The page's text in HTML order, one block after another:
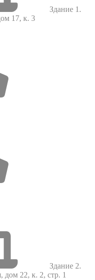
Здание 1.
17, к. 3
Здание 2.
дом 22, к. 2, стр. 1